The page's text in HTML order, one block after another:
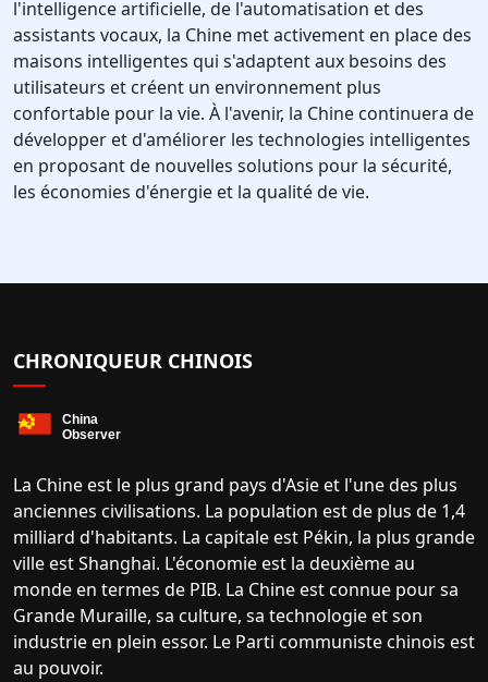
l'intelligence artificielle, de l'automatisation et des
assistants vocaux, la Chine met activement en place des
maisons intelligentes qui s'adaptent aux besoins des
utilisateurs et créent un environnement plus
confortable pour la vie. À l'avenir, la Chine continuera de
développer et d'améliorer les technologies intelligentes
en proposant de nouvelles solutions pour la sécurité,
les économies d'énergie et la qualité de vie.
CHRONIQUEUR CHINOIS
La Chine est le plus grand pays d'Asie et l'une des plus
anciennes civilisations. La population est de plus de 1,4
milliard d'habitants. La capitale est Pékin, la plus grande
ville est Shanghai. L'économie est la deuxième au
monde en termes de PIB. La Chine est connue pour sa
Grande Muraille, sa culture, sa technologie et son
industrie en plein essor. Le Parti communiste chinois est
au pouvoir.